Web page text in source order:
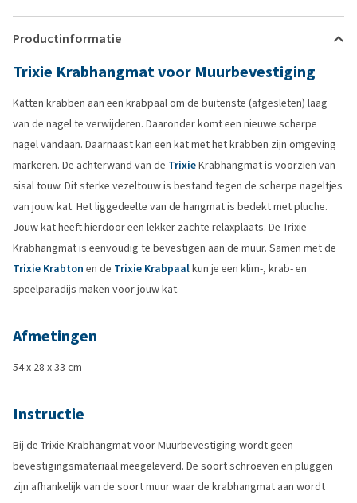
Productinformatie
Trixie Krabhangmat voor Muurbevestiging
Katten krabben aan een krabpaal om de buitenste (afgesleten) laag
van de nagel te verwijderen. Daaronder komt een nieuwe scherpe
nagel vandaan. Daarnaast kan een kat met het krabben zijn omgeving
markeren. De achterwand van de TrixieKrabhangmat is voorzien van
sisal touw. Dit sterke vezeltouw is bestand tegen de scherpe nageltjes
van jouw kat. Het liggedeelte van de hangmat is bedekt met pluche.
Jouw kat heeft hierdoor een lekker zachte relaxplaats. De Trixie
Krabhangmat is eenvoudig te bevestigen aan de muur. Samen met de
Trixie Krabton en de Trixie Krabpaalkun je een klim-, krab- en
speelparadijs maken voor jouw kat.
Afmetingen
54 x 28 x 33 cm
Instructie
Bij de Trixie Krabhangmat voor Muurbevestiging wordt geen
bevestigingsmateriaal meegeleverd. De soort schroeven en pluggen
zijn afhankelijk van de soort muur waar de krabhangmat aan wordt